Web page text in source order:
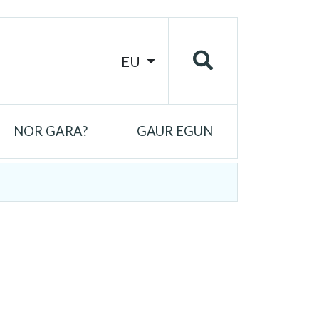
EU
NOR GARA? GAUR EGUN